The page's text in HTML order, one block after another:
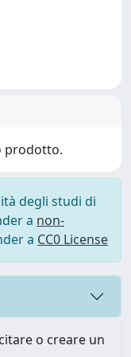
prodotto.
degli studi di
a non-
a CC0 License
o creare un